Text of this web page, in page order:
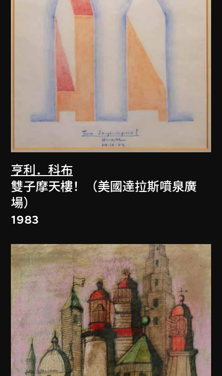
亨利．科布
雙子摩天樓！（美國達拉斯噴泉廣
場）
1983